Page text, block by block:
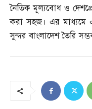
নৈতিক মূল্যবোধ ও
করা সহজ। এর মাধ্যমে
সুন্দর বাংলাদেশ তৈরি